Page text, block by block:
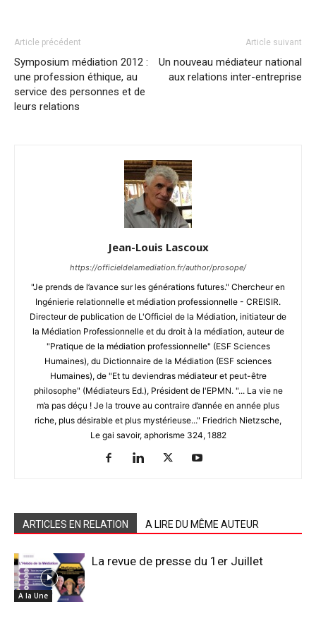
Article précédent
Symposium médiation 2012 :
une profession éthique, au
service des personnes et de
leurs relations
Article suivant
Un nouveau médiateur national
aux relations inter-entreprise
Jean-Louis Lascoux
https://officieldelamediation.fr/author/prosope/
"Je prends de l’avance sur les générations futures." Chercheur en
Ingénierie relationnelle et médiation professionnelle - CREISIR.
Directeur de publication de L'Officiel de la Médiation, initiateur de
la Médiation Professionnelle et du droit à la médiation, auteur de
"Pratique de la médiation professionnelle" (ESF Sciences
Humaines), du Dictionnaire de la Médiation (ESF sciences
Humaines), de "Et tu deviendras médiateur et peut-être
philosophe" (Médiateurs Ed.), Président de l'EPMN. "... La vie ne
m’a pas déçu ! Je la trouve au contraire d’année en année plus
riche, plus désirable et plus mystérieuse..." Friedrich Nietzsche,
Le gai savoir, aphorisme 324, 1882
ARTICLES EN RELATION A LIRE DU MÊME AUTEUR
A la Une
La revue de presse du 1er Juillet